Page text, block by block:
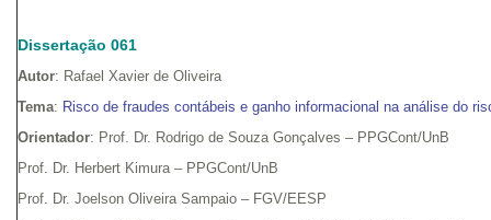
Dissertação 061
Autor: Rafael Xavier de Oliveira
Tema: Risco de fraudes contábeis e ganho informacional na análise do
Orientador: Prof. Dr. Rodrigo de Souza Gonçalves – PPGCont/UnB
Prof. Dr. Herbert Kimura – PPGCont/UnB
Prof. Dr. Joelson Oliveira Sampaio – FGV/EESP